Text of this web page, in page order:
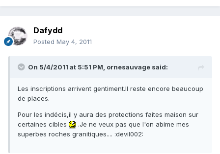
Dafydd
Posted May 4, 2011
On 5/4/2011 at 5:51 PM, ornesauvage said:
Les inscriptions arrivent gentiment.Il reste encore beaucoup
de places.
Pour les indécis,il y aura des protections faites maison sur
certaines cibles
.Je ne veux pas que l'on abime mes
superbes roches granitiques.... :devil002: